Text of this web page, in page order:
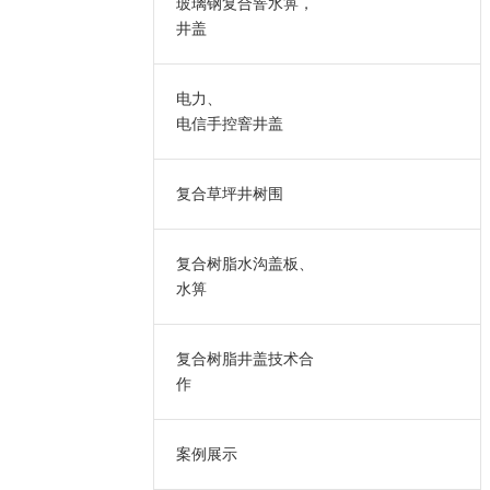
井盖
电力、
电信手控窨井盖
复合草坪井树围
复合树脂水沟盖板、
水箅
复合树脂井盖技术合
作
案例展示